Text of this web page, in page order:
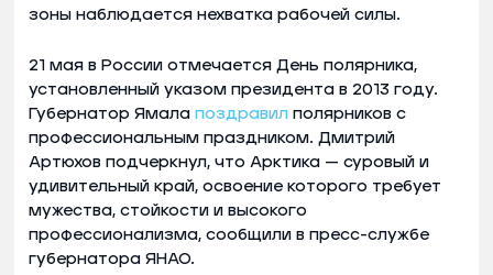
зоны наблюдается нехватка рабочей силы.
21 мая в России отмечается День полярника,
установленный указом президента в 2013 году.
Губернатор Ямала поздравил полярников с
профессиональным праздником. Дмитрий
Артюхов подчеркнул, что Арктика — суровый и
удивительный край, освоение которого требует
мужества, стойкости и высокого
профессионализма, сообщили в пресс-службе
губернатора ЯНАО.